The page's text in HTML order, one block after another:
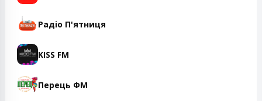
Радіо П'ятниця
KISS FM
Перець ФМ